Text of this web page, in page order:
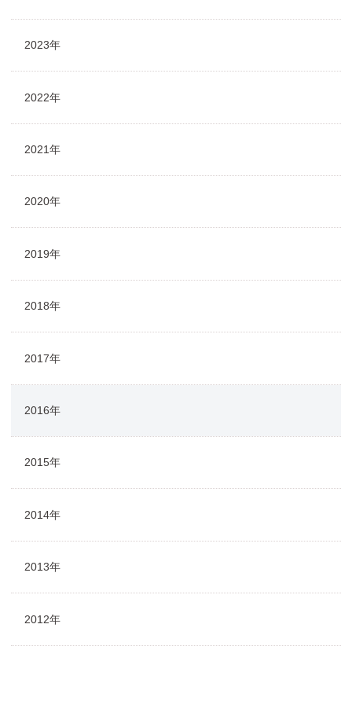
2023年
2022年
2021年
2020年
2019年
2018年
2017年
2016年
2015年
2014年
2013年
2012年